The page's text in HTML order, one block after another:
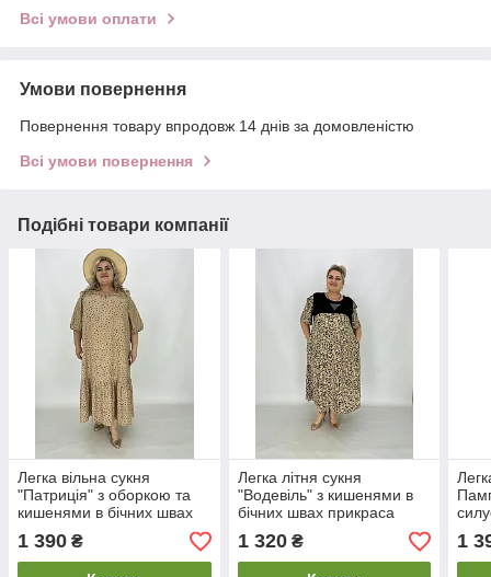
Всі умови оплати
Умови повернення
Повернення товару впродовж 14 днів за домовленістю
Всі умови повернення
Подібні товари компанії
Легка вільна сукня
"Патриція" з оборкою та
кишенями в бічних швах
1 390 ₴
Легка літня сукня
"Водевіль" з кишенями в
бічних швах прикраса
стразами 62-64 66-68 70-
72 74-76
1 320₴ 1